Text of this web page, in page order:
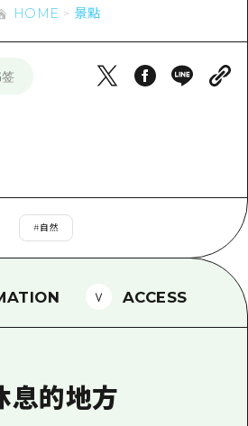
活
邊
行
覽門票
免費 Wi-Fi
題
HOME 景點
#自然
ACCESS
息的地方